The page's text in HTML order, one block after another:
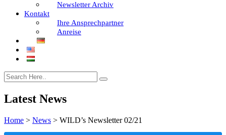
Newsletter Archiv
Kontakt
Ihre Ansprechpartner
Anreise
Latest News
Home > News > WILD’s Newsletter 02/21